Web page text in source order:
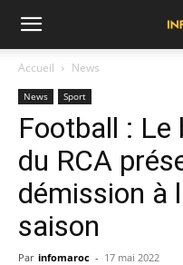
Accueil News
News Sport
Football : Le
du RCA
démission à
saison
Par infomaroc - 17 mai 2022